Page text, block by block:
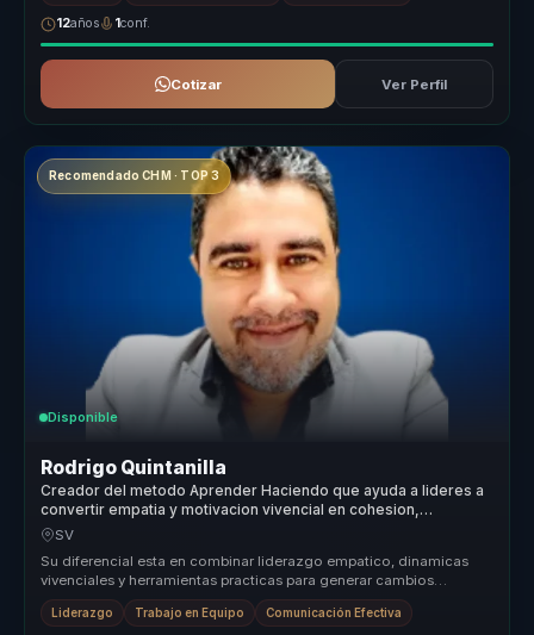
12años 1conf.
Cotizar Ver Perfil
Recomendado CHM · TOP 3
Disponible
Rodrigo Quintanilla
Creador del metodo Aprender Haciendo que ayuda a lideres a
convertir empatia y motivacion vivencial en cohesion,
compromiso y accion.
SV
Su diferencial esta en combinar liderazgo empatico, dinamicas
vivenciales y herramientas practicas para generar cambios
culturales que si...
Liderazgo Trabajo en Equipo Comunicación Efectiva